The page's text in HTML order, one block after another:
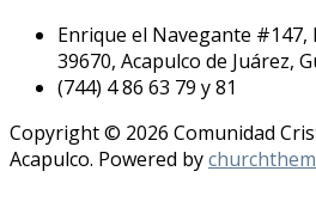
Enrique el Navegante #147,
39670, Acapulco de Juárez,
(744) 4 86 63 79 y 81
Copyright © 2026 Comunidad
Acapulco. Powered by